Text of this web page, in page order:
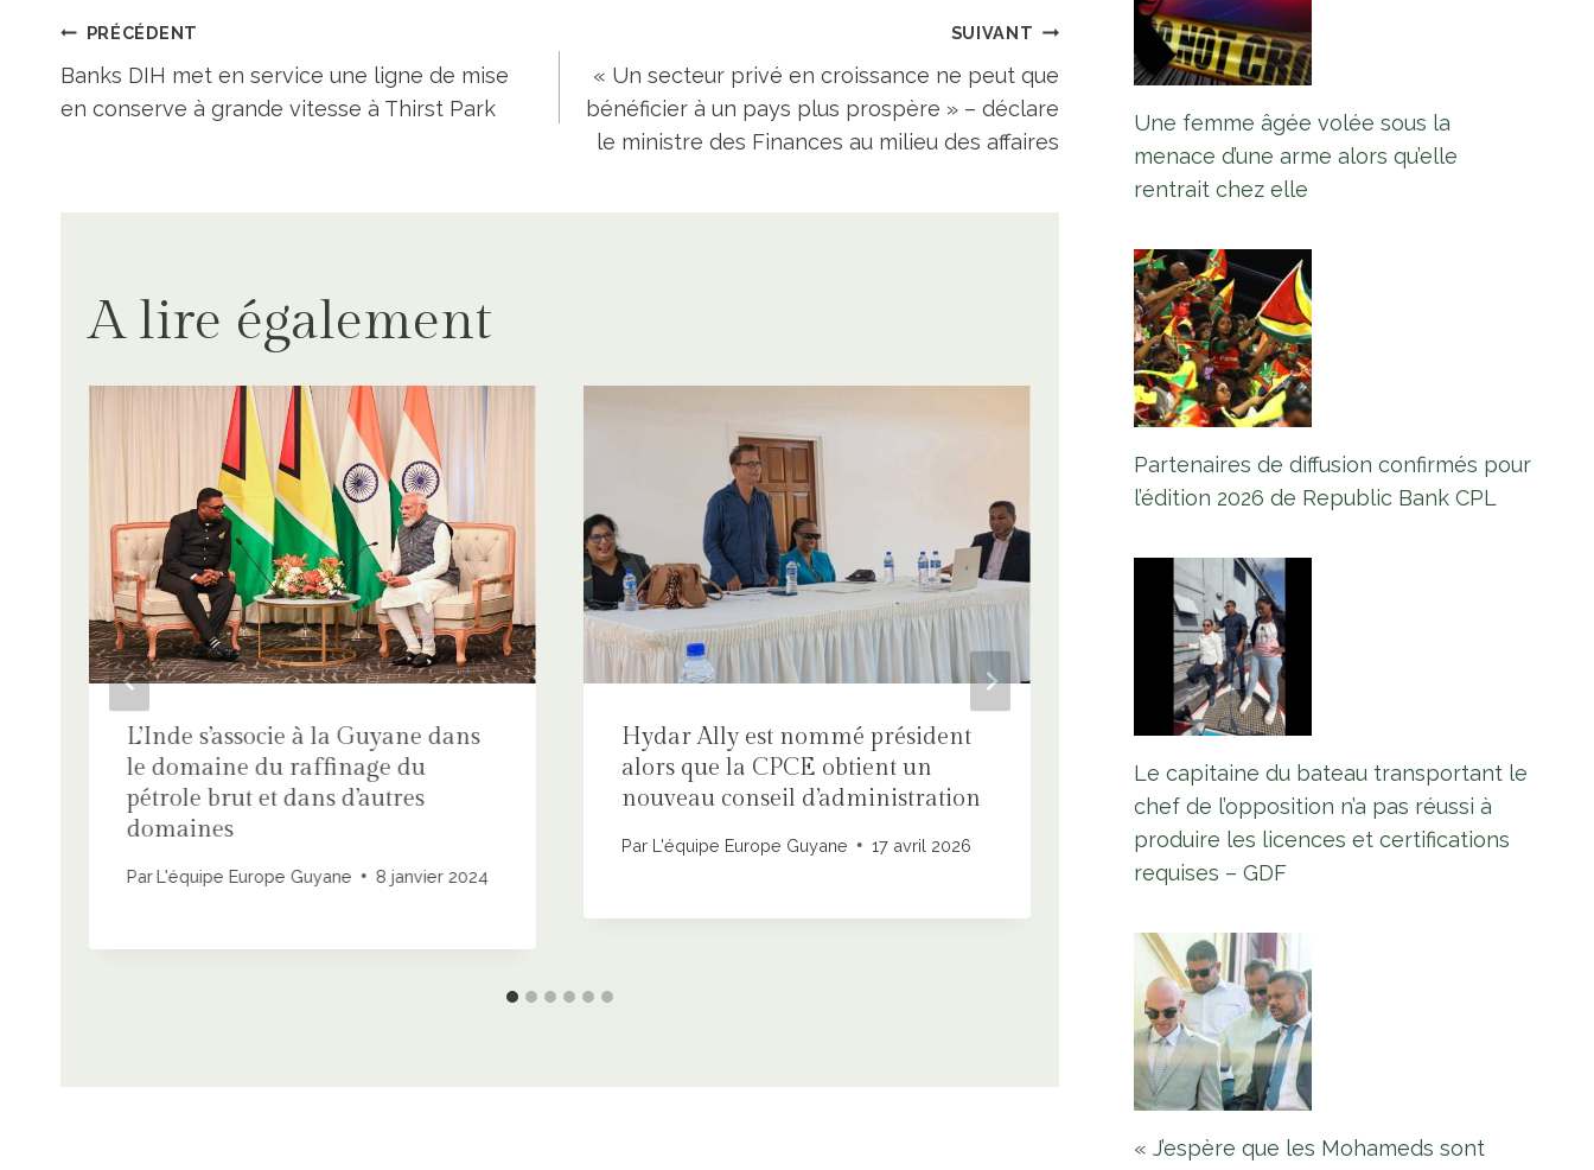
Navigation
de
PRÉCÉDENT
Banks DIH met en service une ligne de mise
en conserve à grande vitesse à Thirst Park
SUIVANT
« Un secteur privé en croissance ne peut que
bénéficier à un pays plus prospère » – déclare
le ministre des Finances au milieu des affaires
A lire également
L’Inde s’associe à la Guyane dans
le domaine du raffinage du
pétrole brut et dans d’autres
domaines
ParL'équipe Europe Guyane 8 janvier 2024
Hydar Ally est nommé président
alors que la CPCE obtient un
nouveau conseil d’administration
Par L'équipe Europe Guyane 17 avril 2026
Un pétrolier saisi par les États-
Unis n’est pas immatriculé en
Guyane – MARAD
ParL'équipe Europe Guyane 24 avril 2026
Une femme âgée volée sous la
menace d’une arme alors qu’elle
rentrait chez elle
Partenaires de diffusion confirmés pour
l’édition 2026 de Republic Bank CPL
Le capitaine du bateau transportant le
chef de l’opposition n’a pas réussi à
produire les licences et certifications
requises – GDF
« J’espère que les Mohameds sont